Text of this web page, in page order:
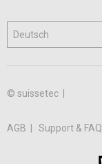
© suissetec |
AGB Support & FAQ